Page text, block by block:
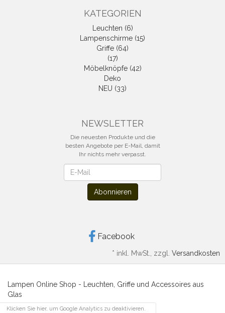
KATEGORIEN
Leuchten (6)
Lampenschirme (15)
Griffe (64)
(17)
Möbelknöpfe (42)
Deko
NEU (33)
NEWSLETTER
Die neuesten Produkte und die
besten Angebote per E-Mail, damit
Ihr nichts mehr verpasst.
Abonnieren
Facebook
* inkl. MwSt., zzgl. Versandkosten
Lampen Online Shop - Leuchten, Griffe und Accessoires aus
Glas
Klicken Sie hier, um Google Analytics zu deaktivieren.